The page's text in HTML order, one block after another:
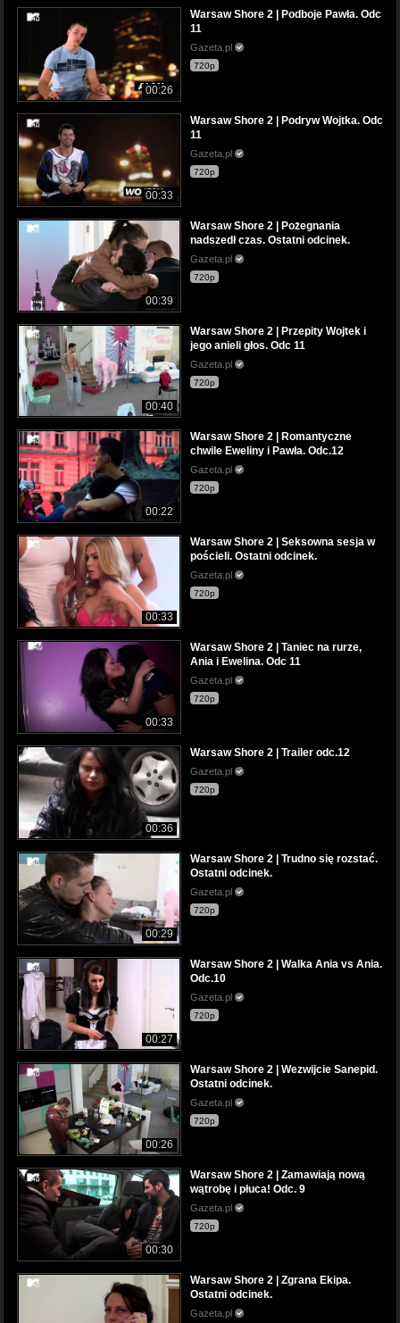
00:26
Warsaw Shore 2 | Podboje Pawła. Odc
11
Gazeta.pl
720p
00:33
Warsaw Shore 2 | Podryw Wojtka. Odc
11
Gazeta.pl
720p
00:39
Warsaw Shore 2 | Pożegnania
nadszedł czas. Ostatni odcinek.
Gazeta.pl
720p
00:40
Warsaw Shore 2 | Przepity Wojtek i
jego anieli głos. Odc 11
Gazeta.pl
720p
00:22
Warsaw Shore 2 | Romantyczne
chwile Eweliny i Pawła. Odc.12
Gazeta.pl
720p
00:33
Warsaw Shore 2 | Seksowna sesja w
pościeli. Ostatni odcinek.
Gazeta.pl
720p
00:33
Warsaw Shore 2 | Taniec na rurze,
Ania i Ewelina. Odc 11
Gazeta.pl
720p
00:36
Warsaw Shore 2 | Trailer odc.12
Gazeta.pl
720p
00:29
Warsaw Shore 2 | Trudno się rozstać.
Ostatni odcinek.
Gazeta.pl
720p
00:27
Warsaw Shore 2 | Walka Ania vs Ania.
Odc.10
Gazeta.pl
720p
00:26
Warsaw Shore 2 | Wezwijcie Sanepid.
Ostatni odcinek.
Gazeta.pl
720p
00:30
Warsaw Shore 2 | Zamawiają nową
wątrobę i płuca! Odc. 9
Gazeta.pl
720p
Warsaw Shore 2 | Zgrana Ekipa.
Ostatni odcinek.
Gazeta.pl